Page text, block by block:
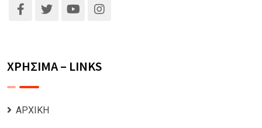
ΧΡΗΣΙΜΑ – LINKS
ΑΡΧΙΚΗ